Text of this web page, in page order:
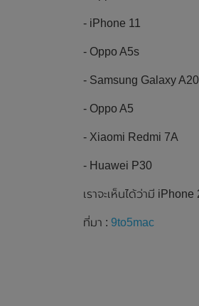
- iPhone 11
- Oppo A5s
- Samsung Galaxy A20
- Oppo A5
- Xiaomi Redmi 7A
- Huawei P30
เราจะเห็นได้ว่ามี
ที่มา : 9to5mac